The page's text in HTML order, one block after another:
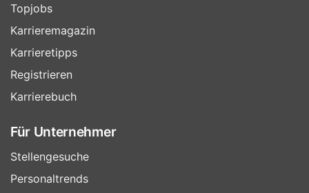
Topjobs
Karrieremagazin
Karrieretipps
Registrieren
Karrierebuch
Für Unternehmer
Stellengesuche
Personaltrends